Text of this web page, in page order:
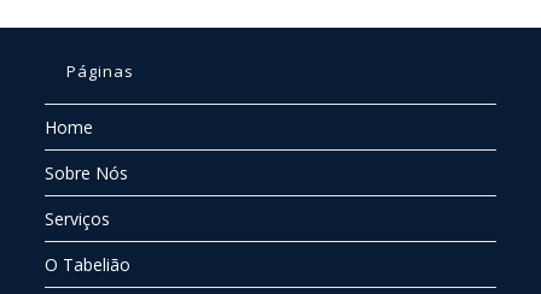
Páginas
Home
Sobre Nós
Serviços
O Tabelião